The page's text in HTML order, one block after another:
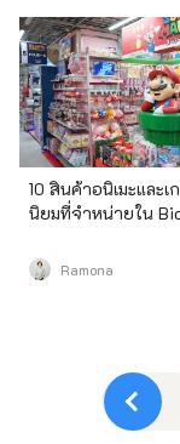
10 สินค้าอนิเมะและเ
นิยมที่จำหน่ายใน
Ramona